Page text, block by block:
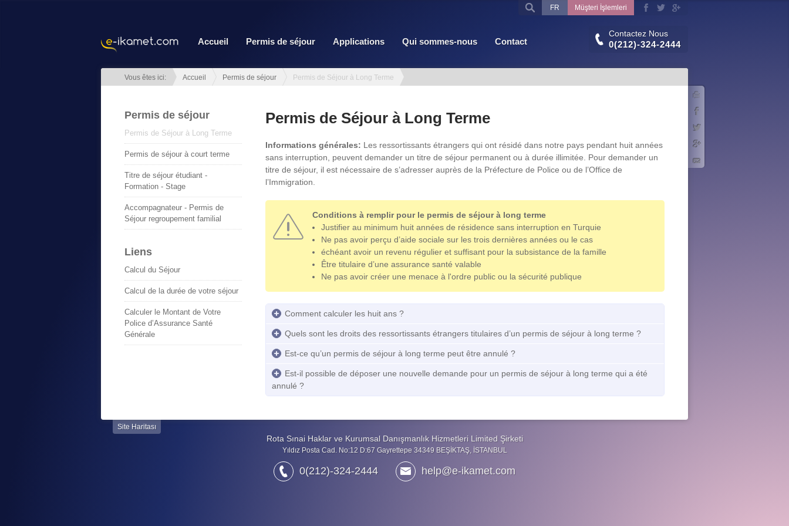
Accueil Permis de séjour Applications Qui sommes-nous Contact
Contactez Nous
0(212)-324-2444
FR Müşteri İşlemleri
Vous êtes ici: Accueil Permis de séjour Permis de Séjour à Long Terme
Permis de Séjour à Long Terme
Informations générales: Les ressortissants étrangers qui ont résidé dans notre pays pendant huit années
sans interruption, peuvent demander un titre de séjour permanent ou à durée illimitée. Pour demander un
titre de séjour, il est nécessaire de s’adresser auprès de la Préfecture de Police ou de l’Office de
l’Immigration.
Conditions à remplir pour le permis de séjour à long terme
Justifier au minimum huit années de résidence sans interruption en Turquie
Ne pas avoir perçu d’aide sociale sur les trois dernières années ou le cas
échéant avoir un revenu régulier et suffisant pour la subsistance de la famille
Être titulaire d’une assurance santé valable
Ne pas avoir créer une menace à l'ordre public ou la sécurité publique
Comment calculer les huit ans ?
Quels sont les droits des ressortissants étrangers titulaires d’un permis de séjour à long terme ?
Est-ce qu’un permis de séjour à long terme peut être annulé ?
Est-il possible de déposer une nouvelle demande pour un permis de séjour à long terme qui a été
annulé ?
Permis de séjour
Permis de Séjour à Long Terme
Permis de séjour à court terme
Titre de séjour étudiant -
Formation - Stage
Accompagnateur - Permis de
Séjour regroupement familial
Liens
Calcul du Séjour
Calcul de la durée de votre séjour
Calculer le Montant de Votre
Police d’Assurance Santé
Générale
Site Haritası
Rota Sınai Haklar ve Kurumsal Danışmanlık Hizmetleri Limited Şirketi
Yıldız Posta Cad. No:12 D:67 Gayrettepe 34349 BEŞİKTAŞ, İSTANBUL
0(212)-324-2444 help@e-ikamet.com